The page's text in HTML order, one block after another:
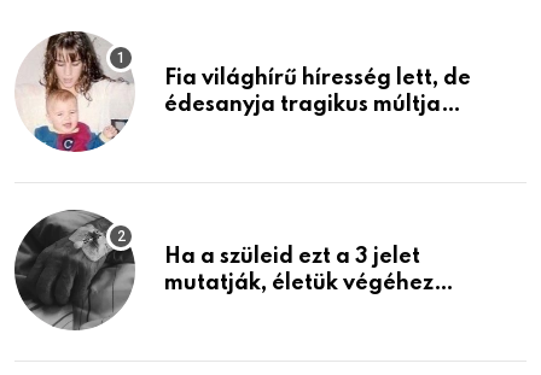
Fia világhírű híresség lett, de
édesanyja tragikus múltja
Ha a szüleid ezt a 3 jelet
mutatják, életük végéhez